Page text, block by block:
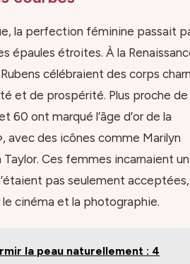
la perfection féminine passait
épaules étroites. À la
célébraient des corps
et de prospérité. Plus proche de
60 ont marqué l’âge d’or de la
avec des icônes comme Marilyn
Ces femmes incarnaient un
pas seulement acceptées,
cinéma et la photographie.
la peau naturellement : 4